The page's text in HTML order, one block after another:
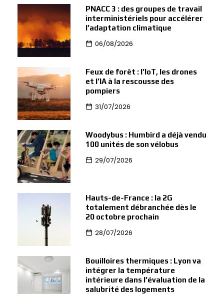
PNACC 3 : des groupes de travail
interministériels pour accélérer
l’adaptation climatique
06/08/2026
Feux de forêt : l’IoT, les drones
et l’IA à la rescousse des
pompiers
31/07/2026
Woodybus : Humbird a déjà vendu
100 unités de son vélobus
29/07/2026
Hauts-de-France : la 2G
totalement débranchée dès le
20 octobre prochain
28/07/2026
Bouilloires thermiques : Lyon va
intégrer la température
intérieure dans l’évaluation de la
salubrité des logements